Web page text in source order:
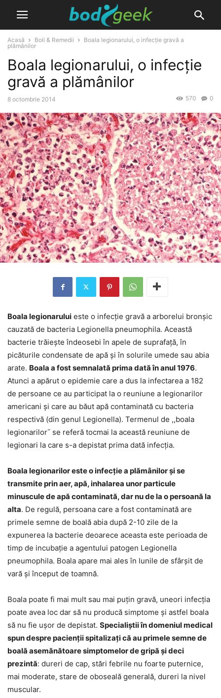
Acasă Boli & Remedii
Boala legionarului, o infecție gravă a
plămânilor
Boala legionarului, o infecție
gravă a plămânilor
8 octombrie 2014 0
570
Boala legionarului este o infecție gravă a arborelui bronșic
cauzată de bacteria Legionella pneumophila. Această
bacterie trăiește îndeosebi în apele de suprafață, în
picăturile condensate de apă și în solurile umede sau abia
arate. Boala a fost semnalată prima dată în anul 1976.
Atunci a apărut o epidemie care a dus la infectarea a 182
de persoane ce au participat la o reuniune a legionarilor
americani și care au băut apă contaminată cu bacteria
respectivă (din genul Legionella). Termenul de ,,boala
legionarilor˝ se referă tocmai la această reuniune de
legionari la care s-a depistat prima dată infecția.
Boala legionarilor este o infecție a plămânilor și se
transmite prin aer, apă, inhalarea unor particule
minuscule de apă contaminată, dar nu de la o persoană la
alta. De regulă, persoana care a fost contaminată are
primele semne de boală abia după 2-10 zile de la
expunerea la bacterie deoarece aceasta este perioada de
timp de incubație a agentului patogen Legionella
pneumophila. Boala apare mai ales în lunile de sfârșit de
vară și început de toamnă.
Boala poate fi mai mult sau mai puțin gravă, uneori infecția
poate avea loc dar să nu producă simptome și astfel boala
să nu fie ușor de depistat. Specialiștii în domeniul medical
spun despre pacienții spitalizați că au primele semne de
boală asemănătoare simptomelor de gripă și deci
prezintă: dureri de cap, stări febrile nu foarte puternice,
mai moderate, stare de oboseală generală, dureri la nivel
muscular.